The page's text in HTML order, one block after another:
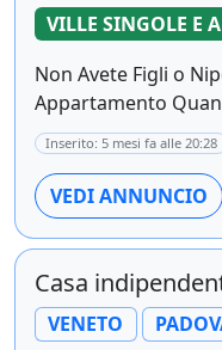
VILLE SINGOLE E
Non Avete Figli o
Appartamento
Inserito: 5 mesi fa alle 20:28
VEDI ANNUNCIO
Casa
VENETO